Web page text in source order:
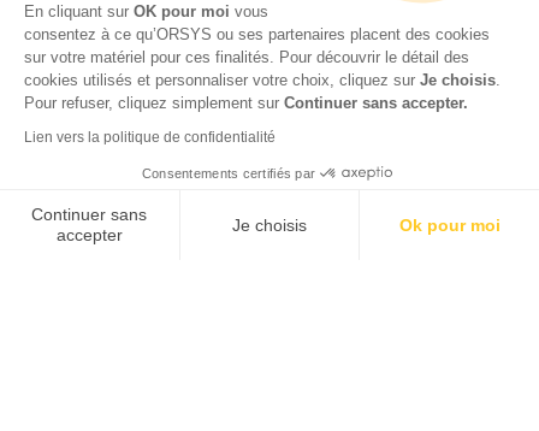
En cliquant sur OK pour moi vous
consentez à ce qu’ORSYS ou ses partenaires placent des cookies
sur votre matériel pour ces finalités. Pour découvrir le détail des
cookies utilisés et personnaliser votre choix, cliquez sur Je choisis
Pour refuser, cliquez simplement sur Continuer sans accepter.
Lien vers la politique de confidentialité
Consentements certifiés par
Continuer sans
accepter
Je choisis Ok pour moi
© 2026 ORSYS
Mentions légales
CGV
Accessibilité : partiellement conforme (62 %) – Consulter
la déclaration d’accessibilité